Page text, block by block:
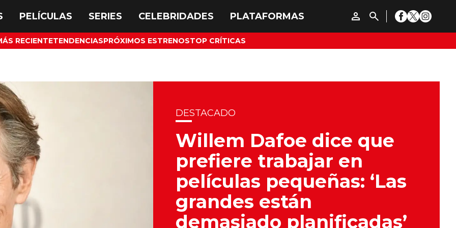
RECIENTETENDENCIASPRÓXIMOS ESTRENOSTOP CRÍTICAS
DESTACADO
Willem Dafoe dice que
prefiere trabajar en
películas pequeñas: ‘Las
grandes están
demasiado planificadas’